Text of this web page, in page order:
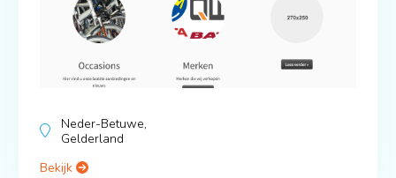
Neder-Betuwe,
Gelderland
Bekijk